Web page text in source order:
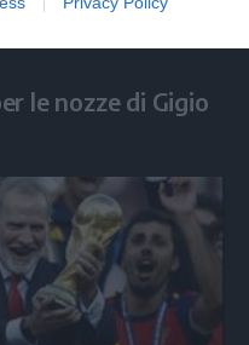
le nozze di Gigio